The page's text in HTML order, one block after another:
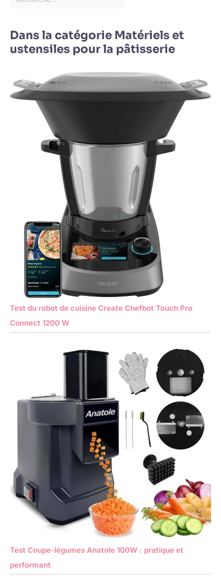
Dans la catégorie Matériels et
ustensiles pour la pâtisserie
Test du robot de cuisine Create Chefbot Touch Pro
Connect 1200 W
Test Coupe-légumes Anatole 100W : pratique et
performant